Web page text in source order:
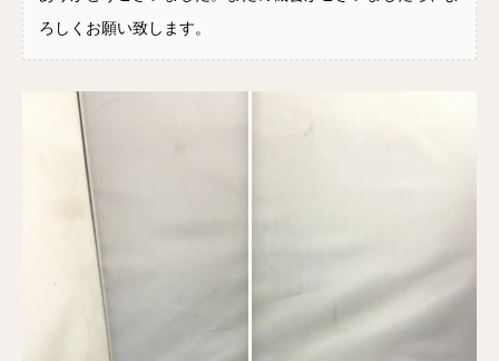
ろしくお願い致します。